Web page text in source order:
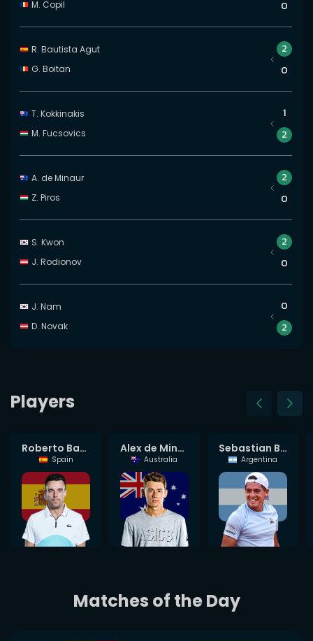
M. Copil
0
R. Bautista Agut
G. Boitan
2
0
T. Kokkinakis
M. Fucsovics
1
2
A. de Minaur
Z. Piros
2
0
S. Kwon
J. Rodionov
2
0
J. Nam
D. Novak
0
2
Players
Elias Ymer
Sweden
Roberto Bautista Agut
Spain
Alex de Minaur
Australia
Sebastian Baez
Argentina
Matches of the Day